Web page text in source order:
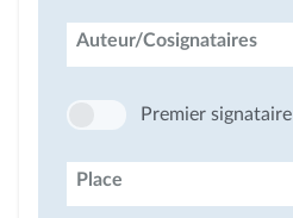
Auteur/Cosignataires
Premier
Place